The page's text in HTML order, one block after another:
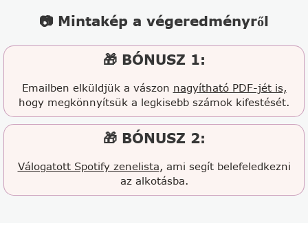
📷 Mintakép a végeredményről
🎁 BÓNUSZ 1:
Emailben elküldjük a vászon nagyítható PDF-jét is,
hogy megkönnyítsük a legkisebb számok kifestését.
🎁 BÓNUSZ 2:
Válogatott Spotify zenelista, ami segít belefeledkezni
az alkotásba.